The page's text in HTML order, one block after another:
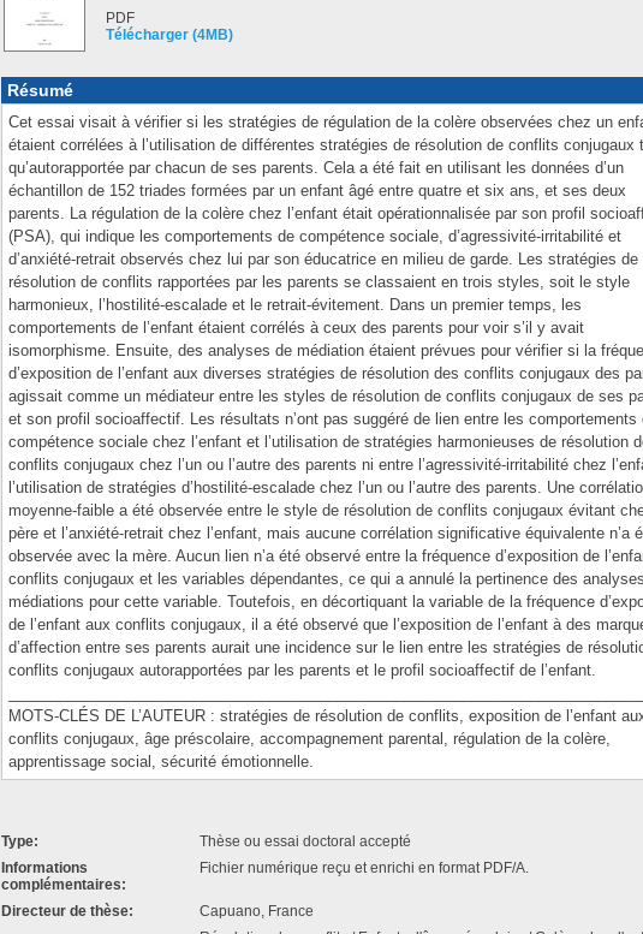
PDF
Télécharger (4MB)
Résumé
Cet essai visait à vérifier si les stratégies de régulation de la colère observées chez un
étaient corrélées à l’utilisation de différentes stratégies de résolution de conflits conjugaux
qu’autorapportée par chacun de ses parents. Cela a été fait en utilisant les données d’un
échantillon de 152 triades formées par un enfant âgé entre quatre et six ans, et ses deux
parents. La régulation de la colère chez l’enfant était opérationnalisée par son profil
(PSA), qui indique les comportements de compétence sociale, d’agressivité-irritabilité et
d’anxiété-retrait observés chez lui par son éducatrice en milieu de garde. Les stratégies de
résolution de conflits rapportées par les parents se classaient en trois styles, soit le style
harmonieux, l’hostilité-escalade et le retrait-évitement. Dans un premier temps, les
comportements de l’enfant étaient corrélés à ceux des parents pour voir s’il y avait
isomorphisme. Ensuite, des analyses de médiation étaient prévues pour vérifier si la
d’exposition de l’enfant aux diverses stratégies de résolution des conflits conjugaux des
agissait comme un médiateur entre les styles de résolution de conflits conjugaux de ses
et son profil socioaffectif. Les résultats n’ont pas suggéré de lien entre les comportements
compétence sociale chez l’enfant et l’utilisation de stratégies harmonieuses de résolution
conflits conjugaux chez l’un ou l’autre des parents ni entre l’agressivité-irritabilité chez
l’utilisation de stratégies d’hostilité-escalade chez l’un ou l’autre des parents. Une
moyenne-faible a été observée entre le style de résolution de conflits conjugaux évitant
père et l’anxiété-retrait chez l’enfant, mais aucune corrélation significative équivalente n’a
observée avec la mère. Aucun lien n’a été observé entre la fréquence d’exposition de
conflits conjugaux et les variables dépendantes, ce qui a annulé la pertinence des
médiations pour cette variable. Toutefois, en décortiquant la variable de la fréquence
de l’enfant aux conflits conjugaux, il a été observé que l’exposition de l’enfant à des
d’affection entre ses parents aurait une incidence sur le lien entre les stratégies de
conflits conjugaux autorapportées par les parents et le profil socioaffectif de l’enfant.
MOTS-CLÉS DE L’AUTEUR : stratégies de résolution de conflits, exposition de l’enfant
conflits conjugaux, âge préscolaire, accompagnement parental, régulation de la colère,
apprentissage social, sécurité émotionnelle.
Type:
Thèse ou essai doctoral accepté
Informations
complémentaires:
Fichier numérique reçu et enrichi en format PDF/A.
Directeur de thèse:
Capuano, France